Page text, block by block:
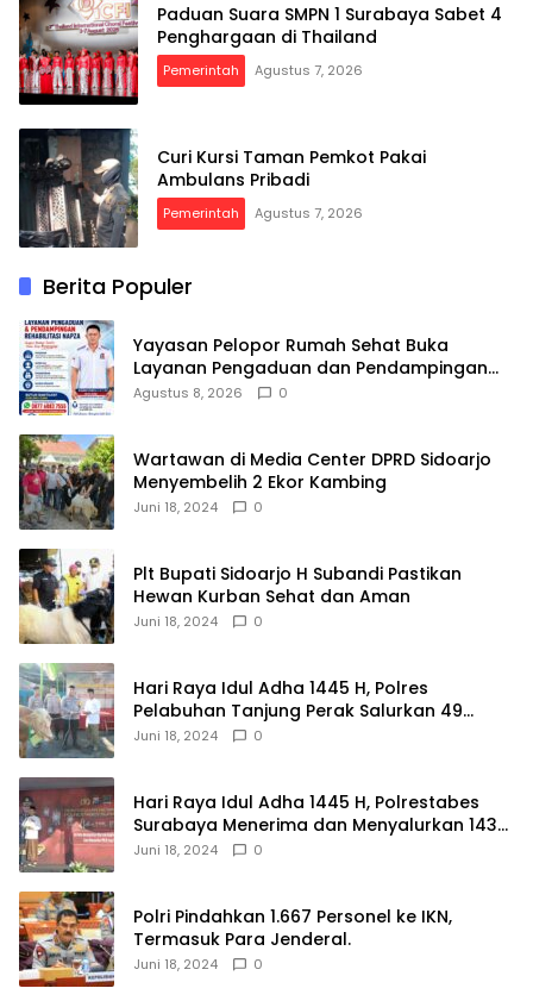
Paduan Suara SMPN 1 Surabaya Sabet 4
Penghargaan di Thailand
Pemerintah Agustus 7, 2026
Curi Kursi Taman Pemkot Pakai
Ambulans Pribadi
Pemerintah Agustus 7, 2026
Berita Populer
Yayasan Pelopor Rumah Sehat Buka
Layanan Pengaduan dan Pendampingan
Rehabilitasi NAPZA 24 Jam
Agustus 8, 2026 0
Wartawan di Media Center DPRD Sidoarjo
Menyembelih 2 Ekor Kambing
Juni 18, 2024 0
Plt Bupati Sidoarjo H Subandi Pastikan
Hewan Kurban Sehat dan Aman
Juni 18, 2024 0
Hari Raya Idul Adha 1445 H, Polres
Pelabuhan Tanjung Perak Salurkan 49
Hewan Korban.
Juni 18, 2024 0
Hari Raya Idul Adha 1445 H, Polrestabes
Surabaya Menerima dan Menyalurkan 143
Hewan Kurban
Juni 18, 2024 0
Polri Pindahkan 1.667 Personel ke IKN,
Termasuk Para Jenderal.
Juni 18, 2024 0